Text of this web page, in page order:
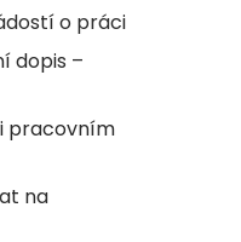
o práci
dopis –
pracovním
na